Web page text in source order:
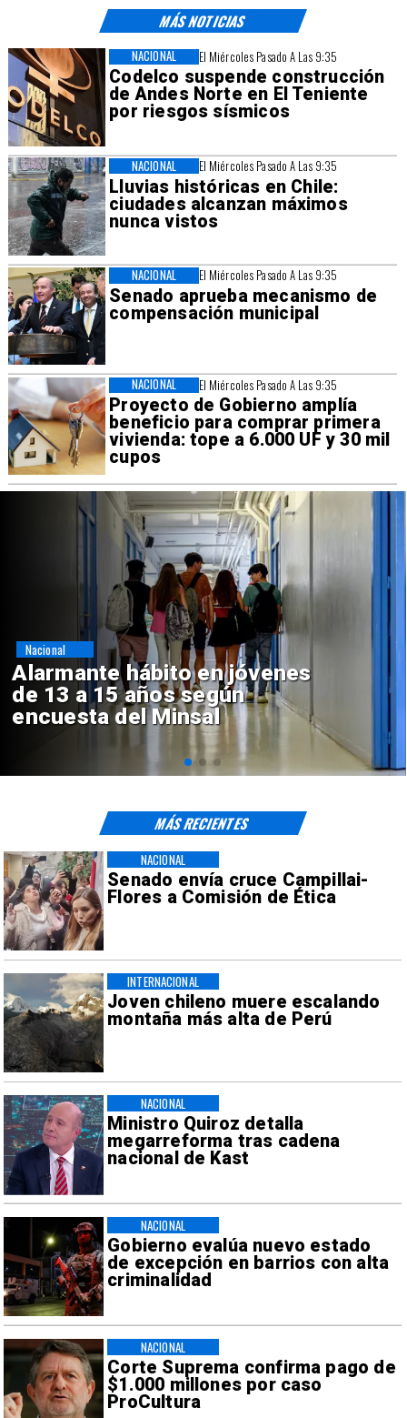
MÁS NOTICIAS
El Miércoles Pasado A Las 9:35
Codelco suspende construcción
de Andes Norte en El Teniente
por riesgos sísmicos
NACIONAL
El Miércoles Pasado A Las 9:35
Lluvias históricas en Chile:
ciudades alcanzan máximos
nunca vistos
NACIONAL
El Miércoles Pasado A Las 9:35
Senado aprueba mecanismo de
compensación municipal
NACIONAL
El Miércoles Pasado A Las 9:35
Proyecto de Gobierno amplía
beneficio para comprar primera
vivienda: tope a 6.000 UF y 30 mil
cupos
NACIONAL
Aprueban creación del Parque
Sebastián Piñera con inversión
de $4 mil millones
Regiones
Senado envía cruce Campillai-
Flores a Comisión de Ética
NACIONAL
Joven chileno muere escalando
montaña más alta de Perú
INTERNACIONAL
Ministro Quiroz detalla
megarreforma tras cadena
nacional de Kast
NACIONAL
Gobierno evalúa nuevo estado
de excepción en barrios con alta
criminalidad
NACIONAL
Corte Suprema confirma pago de
$1.000 millones por caso
ProCultura
NACIONAL
MÁS RECIENTES